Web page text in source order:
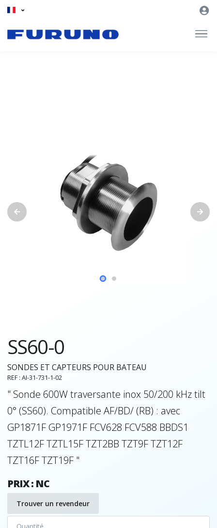
SS60-0
SONDES ET CAPTEURS POUR BATEAU
REF : AI-31-731-1-02
" Sonde 600W traversante inox 50/200 kHz tilt
0° (SS60). Compatible AF/BD/ (RB) : avec
GP1871F GP1971F FCV628 FCV588 BBDS1
TZTL12F TZTL15F TZT2BB TZT9F TZT12F
TZT16F TZT19F "
PRIX : NC
Trouver un revendeur